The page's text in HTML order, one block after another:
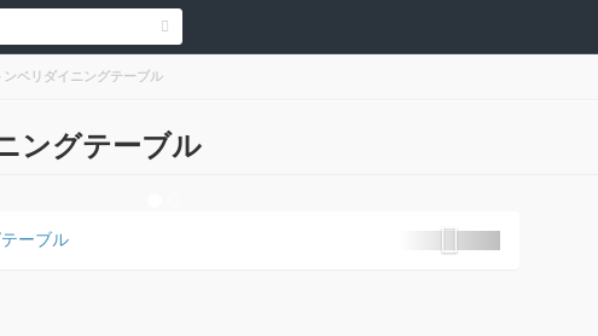
ンベリダイニングテーブル
ングテーブル